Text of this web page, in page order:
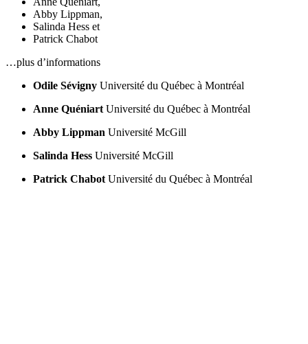
Abby Lippman,
Salinda Hess et
Patrick Chabot
…plus d’informations
Odile Sévigny Université du Québec à Montréal
Anne Quéniart Université du Québec à Montréal
Abby Lippman Université McGill
Salinda Hess Université McGill
Patrick Chabot Université du Québec à Montréal